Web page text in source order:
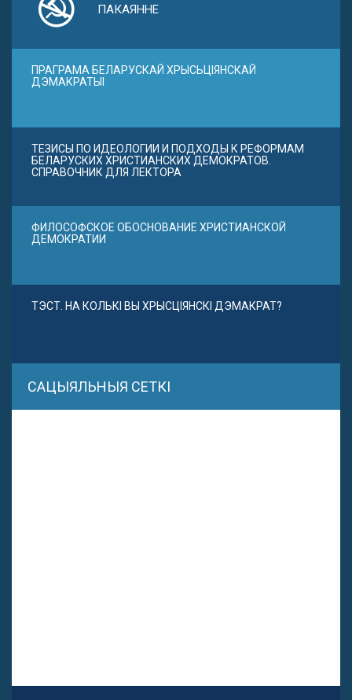
ПАКАЯННЕ
ПРАГРАМА БЕЛАРУСКАЙ ХРЫСЬЦІЯНСКАЙ
ДЭМАКРАТЫІ
ТЕЗИСЫ ПО ИДЕОЛОГИИ И ПОДХОДЫ К РЕФОРМАМ
БЕЛАРУСКИХ ХРИСТИАНСКИХ ДЕМОКРАТОВ.
СПРАВОЧНИК ДЛЯ ЛЕКТОРА
ФИЛОСОФСКОЕ ОБОСНОВАНИЕ ХРИСТИАНСКОЙ
ДЕМОКРАТИИ
ТЭСТ. НА КОЛЬКІ ВЫ ХРЫСЦІЯНСКІ ДЭМАКРАТ?
САЦЫЯЛЬНЫЯ СЕТКІ